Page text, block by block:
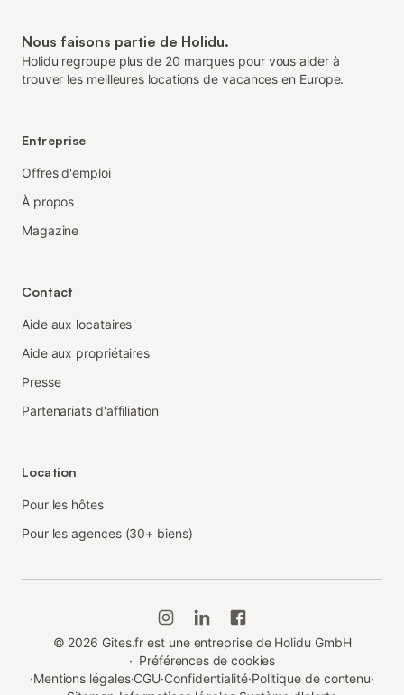
Nous faisons partie de Holidu.
Holidu regroupe plus de 20 marques pour vous aider à
trouver les meilleures locations de vacances en Europe.
Entreprise
Offres d'emploi
À propos
Magazine
Contact
Aide aux locataires
Aide aux propriétaires
Presse
Partenariats d'affiliation
Location
Pour les hôtes
Pour les agences (30+ biens)
© 2026 Gites.fr est une entreprise de Holidu GmbH
· Préférences de cookies
·Mentions légales·CGU·Confidentialité·Politique de contenu·